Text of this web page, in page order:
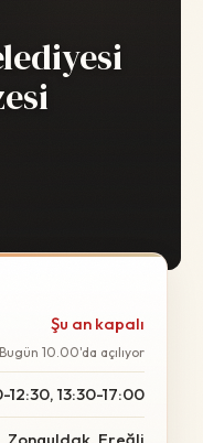
Şu an kapalı
Bugün 10.00'da açılıyor
13:30-17:00